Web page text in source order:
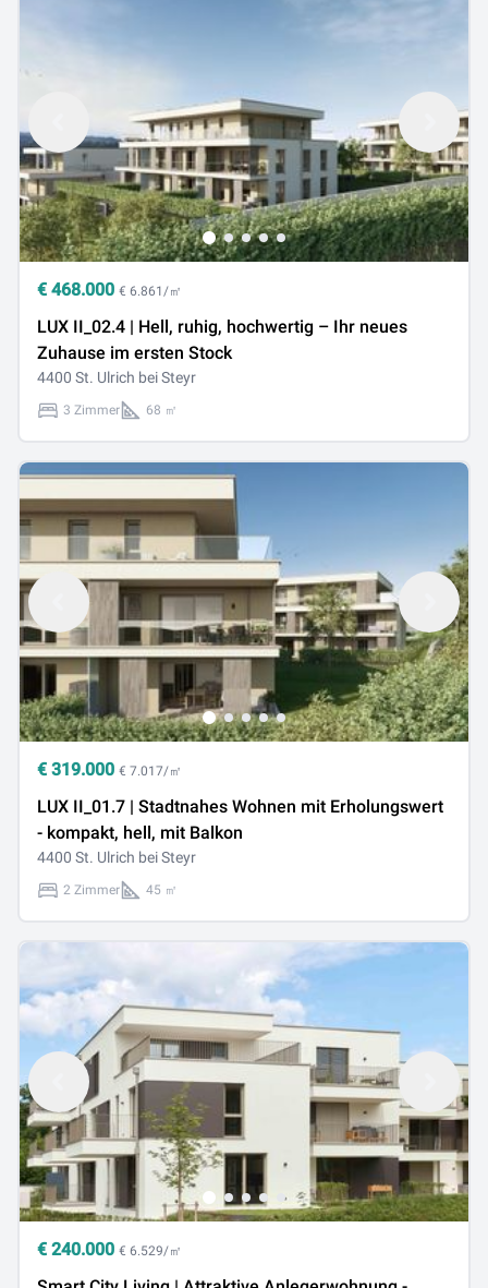
€ 468.000 € 6.861/㎡
LUX II_02.4 | Hell, ruhig, hochwertig – Ihr neues
Zuhause im ersten Stock
4400 St. Ulrich bei Steyr
3 Zimmer 68 ㎡
€ 319.000 € 7.017/㎡
LUX II_01.7 | Stadtnahes Wohnen mit Erholungswert
- kompakt, hell, mit Balkon
4400 St. Ulrich bei Steyr
2 Zimmer 45 ㎡
€ 240.000 € 6.529/㎡